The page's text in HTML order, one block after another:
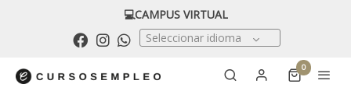
💻CAMPUS VIRTUAL
Seleccionar idioma
0